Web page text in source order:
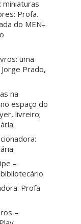
miniaturas
Profa.
do MEN–
uma
Prado,
na
espaço do
livreiro;
–
Profa
–